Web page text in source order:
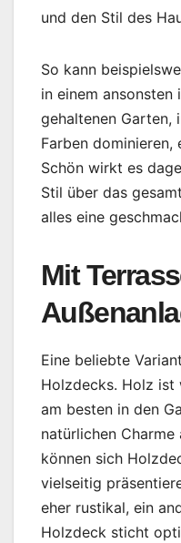
und den Stil des
So kann
in einem ansonsten
gehaltenen Garten,
Farben
Schön wirkt es
Stil über das
alles eine
Mit
Eine beliebte
Holzdecks. Holz ist
am besten in den
natürlichen
können sich
vielseitig
eher rustikal, ein
Holzdeck sticht